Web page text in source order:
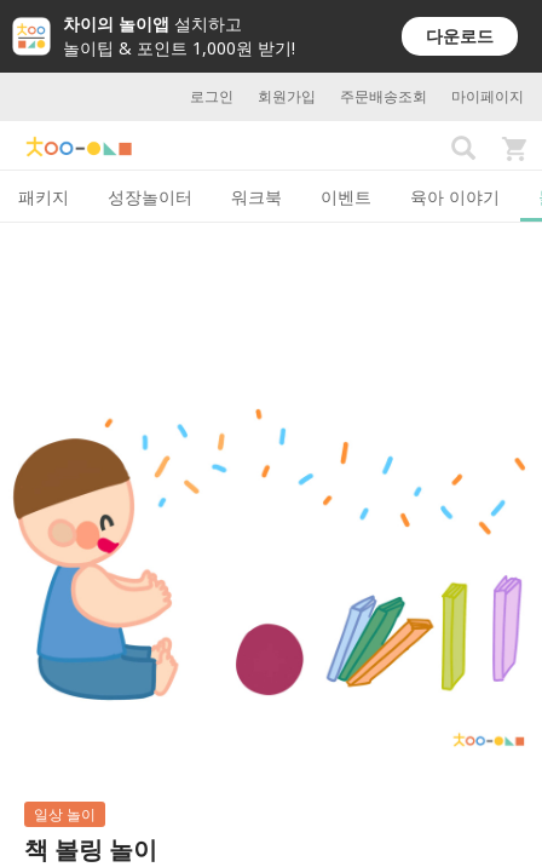
차이의 놀이앱 설치하고
놀이팁 & 포인트 1,000원 받기!
다운로드
로그인 회원가입 주문배송조회 마이페이지
패키지 성장놀이터 워크북 이벤트 육아 이야기
일상 놀이
책 볼링 놀이